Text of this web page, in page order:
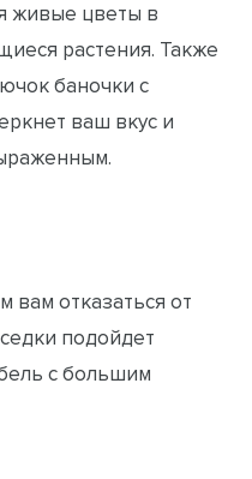
живые цветы в
растения. Также
баночки с
ваш вкус и
вам отказаться от
подойдет
с большим